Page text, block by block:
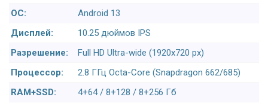
ОС:
Android 13
Дисплей:
10.25 дюймов IPS
Разрешение:
Full HD Ultra-wide (1920x720 px)
Процессор:
2.8 ГГц Octa-Core (Snapdragon 662/685)
RAM+SSD:
4+64 / 8+128 / 8+256 Гб